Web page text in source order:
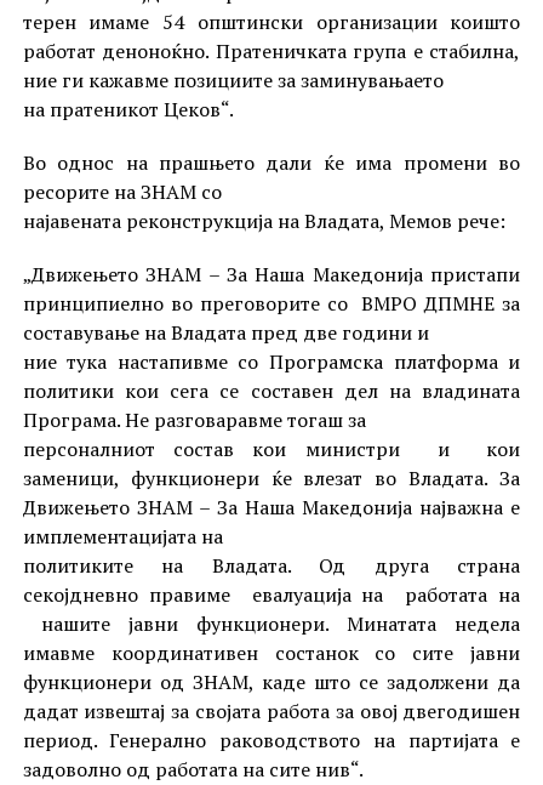
терен имаме 54 општински организации коишто
работат деноноќно. Пратеничката група е стабилна,
ние ги кажавме позициите за заминувањаето
на пратеникот Цеков“.
Во однос на прашњето дали ќе има промени во
ресорите на ЗНАМ со
најавената реконструкција на Владата, Мемов рече:
„Движењето ЗНАМ – За Наша Македонија пристапи
принципиелно во преговорите со ВМРО ДПМНЕ за
составување на Владата пред две години и
ние тука настапивме со Програмска платформа и
политики кои сега се составен дел на владината
Програма. Не разговаравме тогаш за
персоналниот состав кои министри и кои
заменици, функционери ќе влезат во Владата. За
Движењето ЗНАМ – За Наша Македонија најважна е
имплементацијата на
политиките на Владата. Од друга страна
секојдневно правиме евалуација на работата на
нашите јавни функционери. Минатата недела
имавме координативен состанок со сите јавни
функционери од ЗНАМ, каде што се задолжени да
дадат извештај за својата работа за овој двегодишен
период. Генерално раководството на партијата е
задоволно од работата на сите нив“.